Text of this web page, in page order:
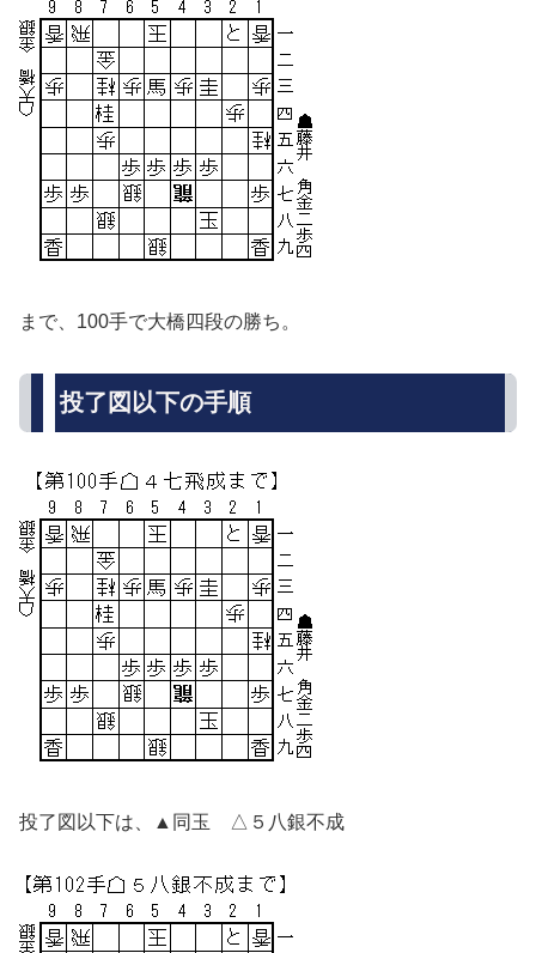
まで、100手で大橋四段の勝ち。
投了図以下の手順
投了図以下は、▲同玉 △５八銀不成